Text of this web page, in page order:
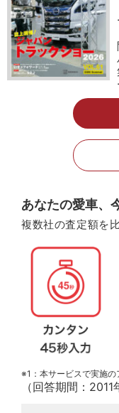
あなたの愛車、
複数社の査定額を
※1：本サービスで実施の
（回答期間：